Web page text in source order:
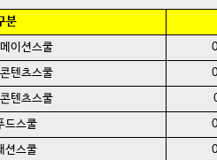
분
이션스쿨
텐츠스쿨
텐츠스쿨
드스쿨
션스쿨